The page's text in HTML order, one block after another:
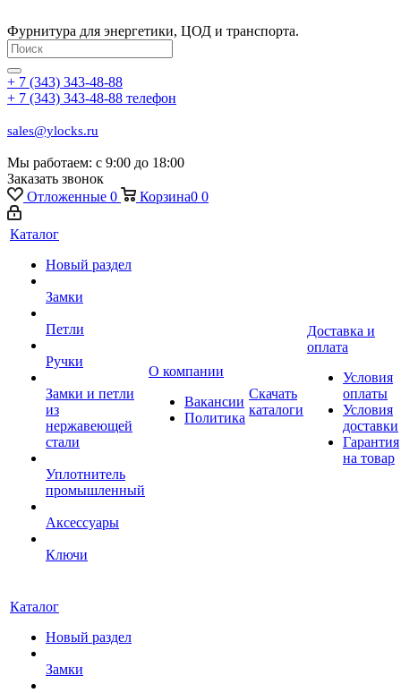
Фурнитура для энергетики, ЦОД и транспорта.
+ 7 (343) 343-48-88
+ 7 (343) 343-48-88 телефон
sales@ylocks.ru
Мы работаем: с 9:00 до 18:00
Заказать звонок
Отложенные 0 Корзина0 0
Каталог
Новый раздел
Замки
Петли
Ручки
Замки и петли
из
нержавеющей
стали
Уплотнитель
промышленный
Аксессуары
Ключи
О компании
Вакансии
Политика
Скачать
каталоги
Доставка и
оплата
Условия
оплаты
Условия
доставки
Гарантия
на товар
Каталог
Новый раздел
Замки